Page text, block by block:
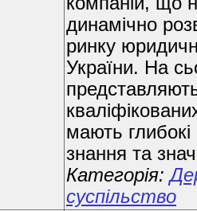
динамічно
ринку
України. На
мають глибокі
знання та
Категорія:
суспільство